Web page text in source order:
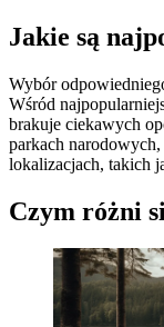
Jakie są
Wybór
Wśród
brakuje ciekawych
parkach
lokalizacjach, takich
Czym różni